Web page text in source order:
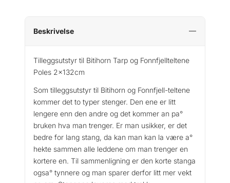
Beskrivelse
Tilleggsutstyr til Bitihorn Tarp og Fonnfjellteltene
Poles 2x132cm
Som tilleggsutstyr til Bitihorn og Fonnfjell-teltene
kommer det to typer stenger. Den ene er litt
lengere enn den andre og det kommer an pa°
bruken hva man trenger. Er man usikker, er det
bedre for lang stang, da kan man kan la være a°
hekte sammen alle leddene om man trenger en
kortere en. Til sammenligning er den korte stanga
ogsa° tynnere og man sparer derfor litt mer vekt